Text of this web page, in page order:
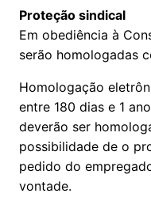
Proteção sindical
Em obediência à
serão homologadas
Homologação
entre 180 dias e 1
deverão ser
possibilidade de o
pedido do
vontade.